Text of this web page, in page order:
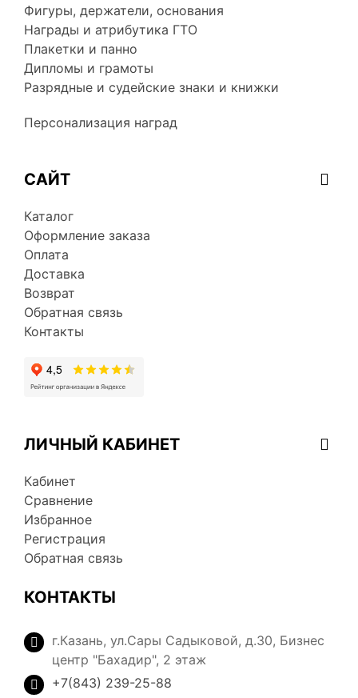
Фигуры, держатели, основания
Награды и атрибутика ГТО
Плакетки и панно
Дипломы и грамоты
Разрядные и судейские знаки и книжки
Персонализация наград
САЙТ
Каталог
Оформление заказа
Оплата
Доставка
Возврат
Обратная связь
Контакты
ЛИЧНЫЙ КАБИНЕТ
Кабинет
Сравнение
Избранное
Регистрация
Обратная связь
КОНТАКТЫ
г.Казань, ул.Сары Садыковой, д.30, Бизнес
центр "Бахадир", 2 этаж
+7(843) 239-25-88